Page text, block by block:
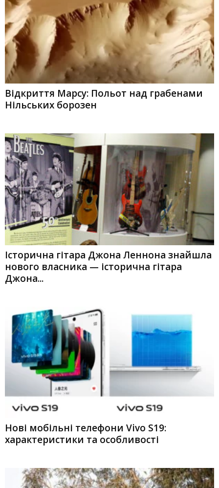
Відкриття Марсу: Польот над грабенами
Нільських борозен
Історична гітара Джона Леннона знайшла
нового власника — історична гітара
Джона...
Нові мобільні телефони Vivo S19:
характеристики та особливості